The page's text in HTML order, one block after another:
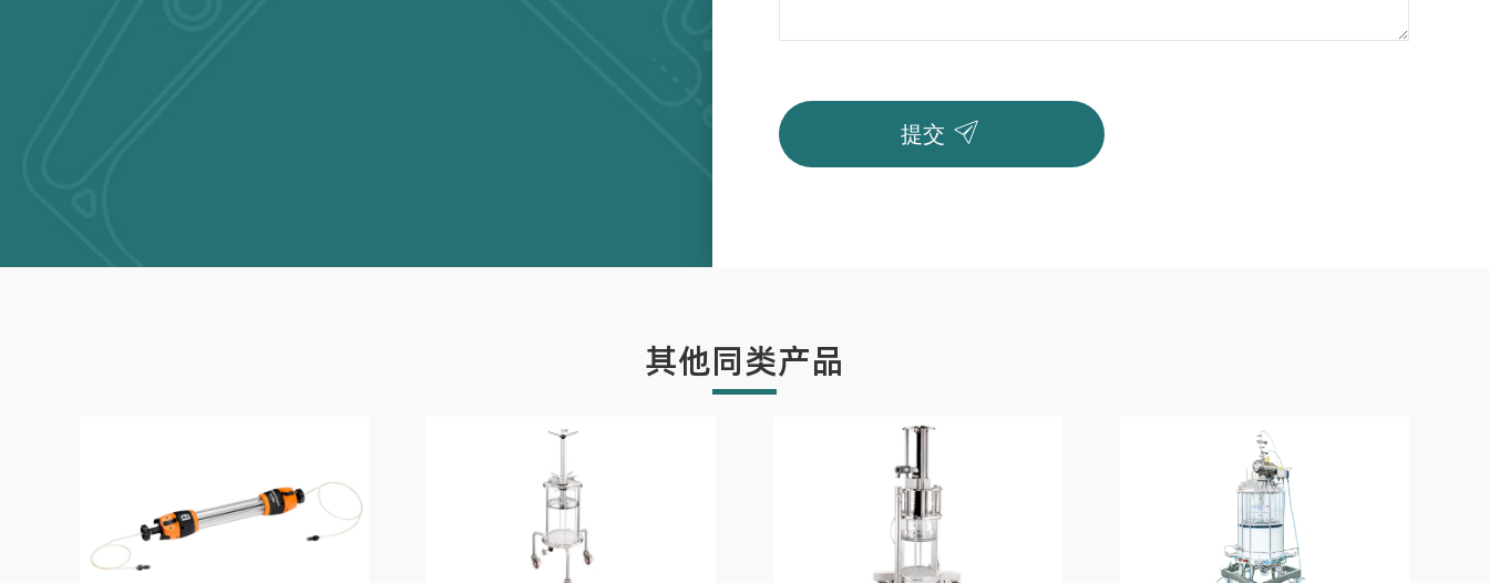
提交 
其他同类产品